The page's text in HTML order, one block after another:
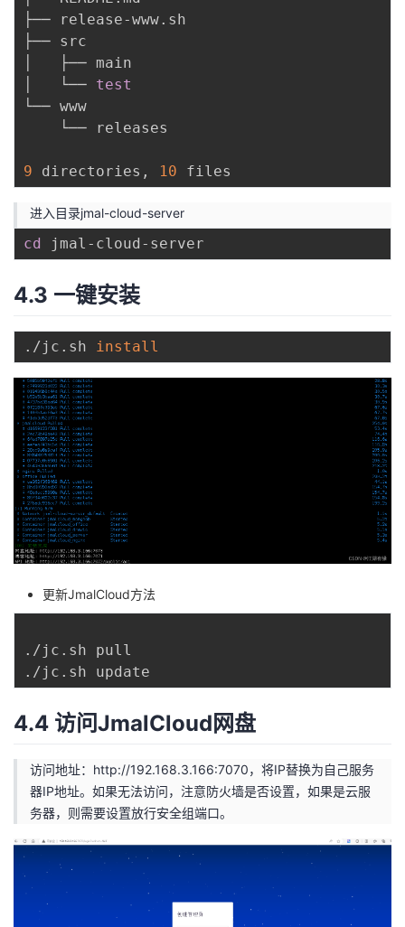
├── release-www.sh
├── src
│   ├── main
│   └── test
└── www
    └── releases
9 directories, 10
进入目录jmal-cloud-server
cd
4.3 一键安装
./jc.sh install
更新JmalCloud方法
./jc.sh pull
4.4 访问JmalCloud网盘
访问地址： http://192.168.3.166:7070，将IP替换为自己服务
器IP地址。如果无法访问，注意防火墙是否设置，如果是云服
务器，则需要设置放行安全组端口。